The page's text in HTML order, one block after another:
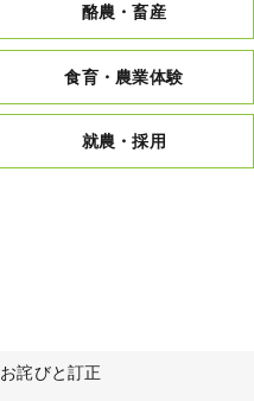
酪農・畜産
食育・農業体験
就農・採用
お詫びと訂正